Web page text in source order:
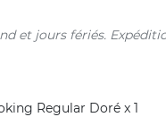
et jours fériés.
Regular Doré x 1